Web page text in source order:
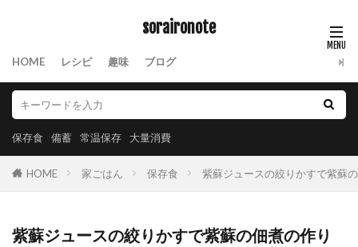
soraironote
HOME レシピ 趣味 ブログ
保存食 備蓄 常温保存 大量消費
HOME 家ごはん 保存食 紫蘇ジュースの絞りかすで紫蘇
紫蘇ジュースの絞りかすで紫蘇の佃煮の作り